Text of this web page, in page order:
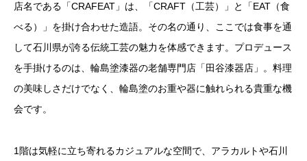
店名である「CRAFEAT」は、「CRAFT（工芸）」と「EAT（食
べる）」を掛け合わせた造語。その名の通り、ここでは食事を通
して石川県が誇る伝統工芸の魅力を体感できます。プロデュース
を手掛けるのは、輪島塗漆器の老舗専門店「田谷漆器店」。料理
の美味しさだけでなく、輪島塗のお重や器に触れられる貴重な機
会です。
1階は気軽に立ち寄れるカジュアルな空間で、アラカルトや石川